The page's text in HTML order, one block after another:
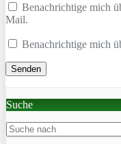
Benachrichtige mich
Mail.
Benachrichtige mich
Suche